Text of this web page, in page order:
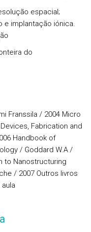
espacial;
implantação iónica.
do
Franssila / 2004 Micro
Fabrication and
Handbook of
/ Goddard W.A /
to Nanostructuring
/ 2007 Outros livros